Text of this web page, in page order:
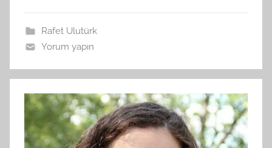
Rafet Ulutürk
Yorum yapın